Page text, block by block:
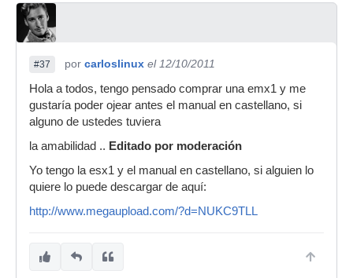
#37 por carloslinux el 12/10/2011
Hola a todos, tengo pensado comprar una emx1 y me
gustaría poder ojear antes el manual en castellano, si
alguno de ustedes tuviera
la amabilidad .. Editado por moderación
Yo tengo la esx1 y el manual en castellano, si alguien lo
quiere lo puede descargar de aquí:
http://www.megaupload.com/?d=NUKC9TLL